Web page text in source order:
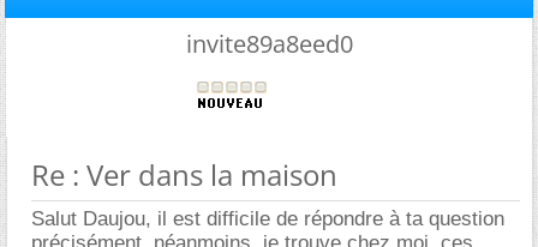
invite89a8eed0
Re : Ver dans la maison
Salut Daujou, il est difficile de répondre à ta question